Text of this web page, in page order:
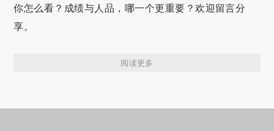
你怎么看？成绩与人品，哪一个更重要？欢迎留言分
享。
阅读更多